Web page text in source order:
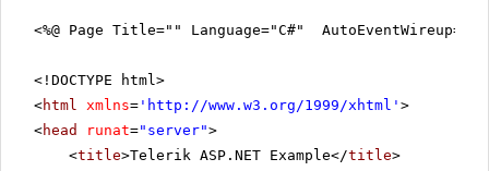
<%@ Page Title="" Language="C#"
<!DOCTYPE html>
<html xmlns= ' http://www.w3.org/1999/xhtml ' >
<head runat="server">
<title>Telerik ASP.NET Example</title>